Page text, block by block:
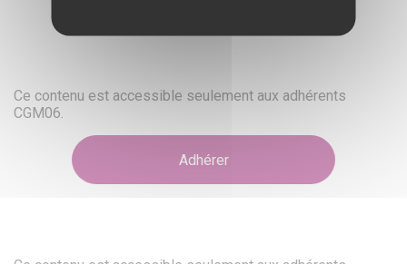
Ce contenu est accessible seulement aux adhérents
CGM06.
Adhérer